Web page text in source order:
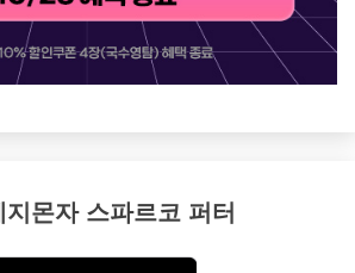
지몬자 스파르코 퍼터